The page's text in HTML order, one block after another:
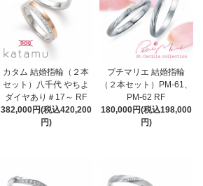
カタム 結婚指輪（２本
セット）八千代 やちよ
ダイヤあり＃17～ RF
382,000円(税込420,200
円)
プチマリエ 結婚指輪
（２本セット）PM-61、
PM-62 RF
180,000円(税込198,000
円)